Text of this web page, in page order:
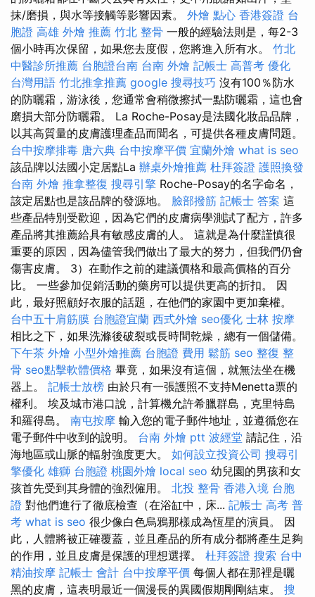
抹/磨損，與水等接觸等影響因素。 外燴 點心 香港簽證 台
胞證 高雄 外燴 推薦 竹北 整骨 一般的經驗法則是，每2-3
個小時再次保留，如果您去度假，您將進入所有水。 竹北
中醫診所推薦 台胞證台南 台南 外燴 記帳士 高普考 優化
台灣用語 竹北推拿推薦 google 搜尋技巧 沒有100％防水
的防曬霜，游泳後，您通常會稍微擦拭一點防曬霜，這也會
磨損大部分防曬霜。 La Roche-Posay是法國化妝品品牌，
以其高質量的皮膚護理產品而聞名，可提供各種皮膚問題。
台中按摩排毒 唐六典 台中按摩平價 宜蘭外燴 what is seo
該品牌以法國小定居點La 辦桌外燴推薦 杜拜簽證 護照換發
台南 外燴 推拿整復 搜尋引擎 Roche-Posay的名字命名，
該定居點也是該品牌的發源地。 臉部撥筋 記帳士 答案 這
些產品特別受歡迎，因為它們的皮膚病學測試了配方，許多
產品將其推薦給具有敏感皮膚的人。 這就是為什麼謹慎很
重要的原因，因為儘管我們做出了最大的努力，但我們仍會
傷害皮膚。 3）在動作之前的建議價格和最高價格的百分
比。 一些參加促銷活動的藥房可以提供更高的折扣。 因
此，最好照顧好衣服的話題，在他們的家園中更加棄權。
台中五十肩筋膜 台胞證宜蘭 西式外燴 seo優化 士林 按摩
相比之下，如果洗滌後破裂或長時間乾燥，總有一個儲備。
下午茶 外燴 小型外燴推薦 台胞證 費用 鬆筋 seo 整復 整
骨 seo點擊軟體價格 畢竟，如果沒有這個，就無法坐在機
器上。 記帳士放榜 由於只有一張護照不支持Menetta票的
權利。 埃及城市港口說，計算機允許希臘群島，克里特島
和羅得島。 南屯按摩 輸入您的電子郵件地址，並遵循您在
電子郵件中收到的說明。 台南 外燴 ptt 波經堂 請記住，沿
海地區或山脈的輻射強度更大。 如何設立投資公司 搜尋引
擎優化 雄獅 台胞證 桃園外燴 local seo 幼兒園的男孩和女
孩首先受到其身體的強烈僱用。 北投 整骨 香港入境 台胞
證 對他們進行了徹底檢查（在浴缸中，床... 記帳士 高考 普
考 what is seo 很少像白色烏鴉那樣成為恆星的演員。 因
此，人體將被正確覆蓋，並且產品的所有成分都將產生足夠
的作用，並且皮膚是保護的理想選擇。 杜拜簽證 搜索 台中
精油按摩 記帳士 會計 台中按摩平價 每個人都在那裡是曬
黑的皮膚，這表明最近一個漫長的異國假期剛剛結束。 搜